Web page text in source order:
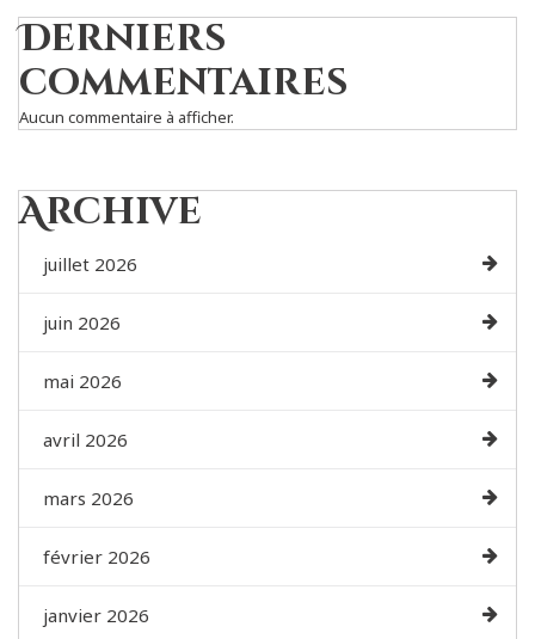
Derniers
commentaires
Aucun commentaire à afficher.
Archive
juillet 2026
juin 2026
mai 2026
avril 2026
mars 2026
février 2026
janvier 2026